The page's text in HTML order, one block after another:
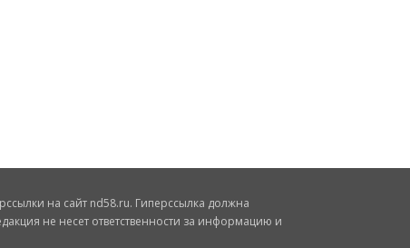
на сайт nd58.ru. Гиперссылка должна
не несет ответственности за информацию и